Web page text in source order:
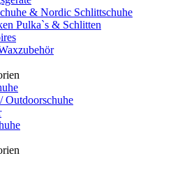
& Nordic Schlittschuhe
Pulka`s & Schlitten
Outdoorschuhe